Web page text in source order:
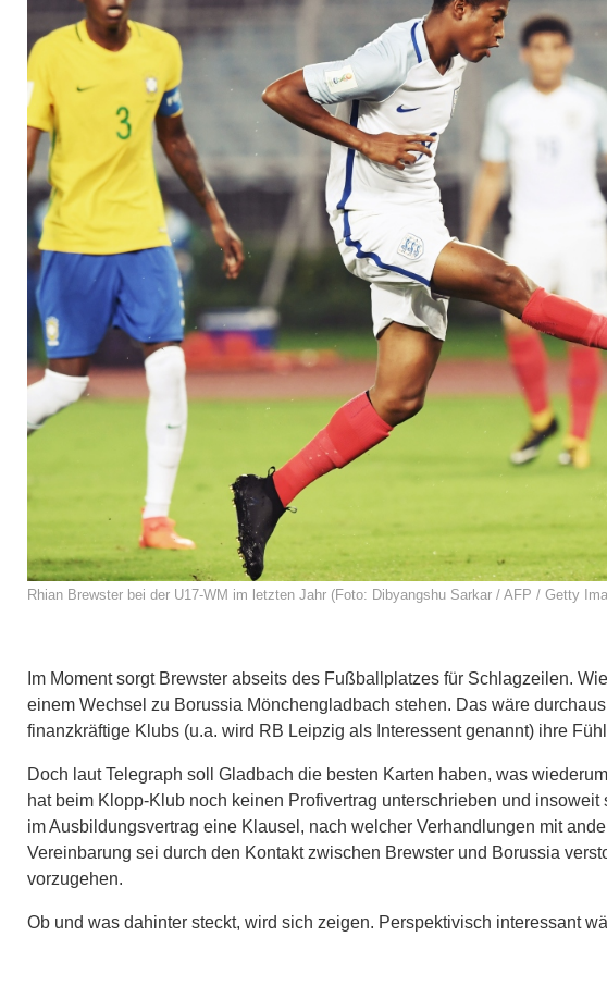
Rhian Brewster bei der U17-WM im letzten Jahr (Foto: Dibyangshu Sarkar / AFP / Getty
Im Moment sorgt Brewster abseits des Fußballplatzes für Schlagzeilen.
einem Wechsel zu Borussia Mönchengladbach stehen. Das wäre
finanzkräftige Klubs (u.a. wird RB Leipzig als Interessent genannt) ihre
Doch laut Telegraph soll Gladbach die besten Karten haben, was
hat beim Klopp-Klub noch keinen Profivertrag unterschrieben und
im Ausbildungsvertrag eine Klausel, nach welcher Verhandlungen mit
Vereinbarung sei durch den Kontakt zwischen Brewster und Borussia
vorzugehen.
Ob und was dahinter steckt, wird sich zeigen. Perspektivisch interessant